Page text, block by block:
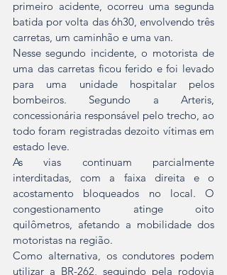
primeiro acidente, ocorreu uma segunda
batida por volta das 6h30, envolvendo três
carretas, um caminhão e uma van.
Nesse segundo incidente, o motorista de
uma das carretas ficou ferido e foi levado
para uma unidade hospitalar pelos
bombeiros. Segundo a Arteris,
concessionária responsável pelo trecho, ao
todo foram registradas dezoito vítimas em
estado leve.
As vias continuam parcialmente
interditadas, com a faixa direita e o
acostamento bloqueados no local. O
congestionamento atinge oito
quilômetros, afetando a mobilidade dos
motoristas na região.
Como alternativa, os condutores podem
utilizar a BR-262, seguindo pela rodovia